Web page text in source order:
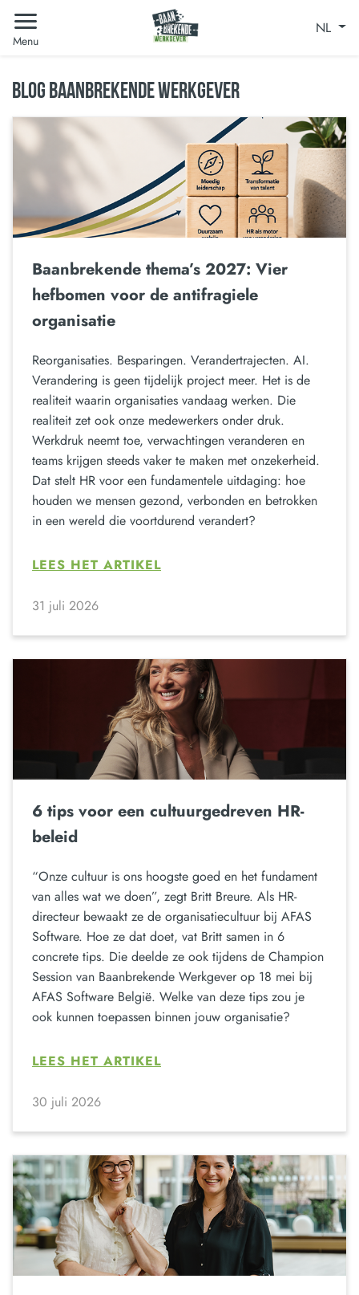
Menu
NL
BLOG BAANBREKENDE WERKGEVER
Baanbrekende thema’s 2027: Vier
hefbomen voor de antifragiele
organisatie
Reorganisaties. Besparingen. Verandertrajecten. AI.
Verandering is geen tijdelijk project meer. Het is de
realiteit waarin organisaties vandaag werken. Die
realiteit zet ook onze medewerkers onder druk.
Werkdruk neemt toe, verwachtingen veranderen en
teams krijgen steeds vaker te maken met onzekerheid.
Dat stelt HR voor een fundamentele uitdaging: hoe
houden we mensen gezond, verbonden en betrokken
in een wereld die voortdurend verandert?
LEES HET ARTIKEL
31 juli 2026
6 tips voor een cultuurgedreven HR-
beleid
“Onze cultuur is ons hoogste goed en het fundament
van alles wat we doen”, zegt Britt Breure. Als HR-
directeur bewaakt ze de organisatiecultuur bij AFAS
Software. Hoe ze dat doet, vat Britt samen in 6
concrete tips. Die deelde ze ook tijdens de Champion
Session van Baanbrekende Werkgever op 18 mei bij
AFAS Software België. Welke van deze tips zou je
ook kunnen toepassen binnen jouw organisatie?
LEES HET ARTIKEL
30 juli 2026